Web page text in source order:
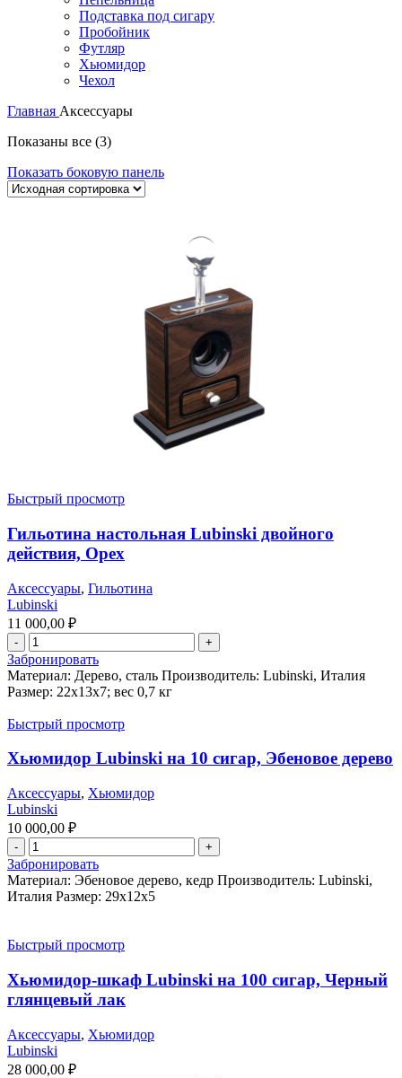
Подставка под сигару
Пробойник
Футляр
Хьюмидор
Чехол
Главная Аксессуары
Показаны все (3)
Показать боковую панель
Быстрый просмотр
Гильотина настольная Lubinski двойного
действия, Орех
Аксессуары, Гильотина
Lubinski
11 000,00 ₽
Забронировать
Материал: Дерево, сталь Производитель: Lubinski, Италия
Размер: 22х13х7; вес 0,7 кг
Быстрый просмотр
Хьюмидор Lubinski на 10 сигар, Эбеновое дерево
Аксессуары, Хьюмидор
Lubinski
10 000,00 ₽
Забронировать
Материал: Эбеновое дерево, кедр Производитель: Lubinski,
Италия Размер: 29x12x5
Быстрый просмотр
Хьюмидор-шкаф Lubinski на 100 сигар, Черный
глянцевый лак
Аксессуары, Хьюмидор
Lubinski
28 000,00 ₽